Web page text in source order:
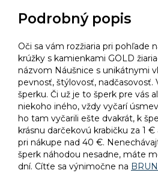
Podrobný popis
Oči sa vám rozžiaria pri pohľade
krúžky s kamienkami GOLD
názvom Náušnice s unikátnymi
pevnosť, štýlovosť, nadčasovosť.
šperku. Či už je to šperk pre vás
niekoho iného, vždy vyčarí
ho tam vyčarili ešte dvakrát, k
krásnu darčekovú krabičku za 1
pri nákupe nad 40 €.
šperk náhodou nesadne, máte
dní. Cítťe sa výnimočne na